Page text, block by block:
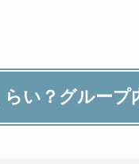
い？グループ